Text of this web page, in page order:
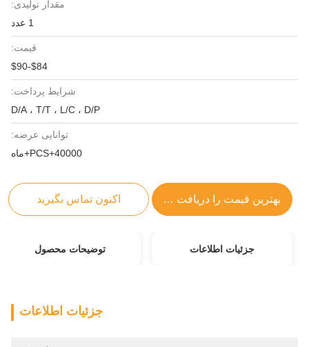
مقدار تولیدی:
قیمت:
$84-$90
شرایط پرداخت:
D/A ، T/T ، L/C ، D/P
توانایی عرضه:
40000+PCS+ماه
بهترین قیمت را دریافت کنید اکنون تماس بگیرید
جزئیات اطلاعات توضیحات محصول
جزئیات اطلاعات